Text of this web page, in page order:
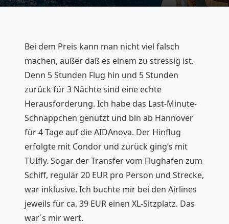
Bei dem Preis kann man nicht viel falsch
machen, außer daß es einem zu stressig ist.
Denn 5 Stunden Flug hin und 5 Stunden
zurück für 3 Nächte sind eine echte
Herausforderung. Ich habe das Last-Minute-
Schnäppchen genutzt und bin ab Hannover
für 4 Tage auf die AIDAnova. Der Hinflug
erfolgte mit Condor und zurück ging’s mit
TUIfly. Sogar der Transfer vom Flughafen zum
Schiff, regulär 20 EUR pro Person und Strecke,
war inklusive. Ich buchte mir bei den Airlines
jeweils für ca. 39 EUR einen XL-Sitzplatz. Das
war´s mir wert.